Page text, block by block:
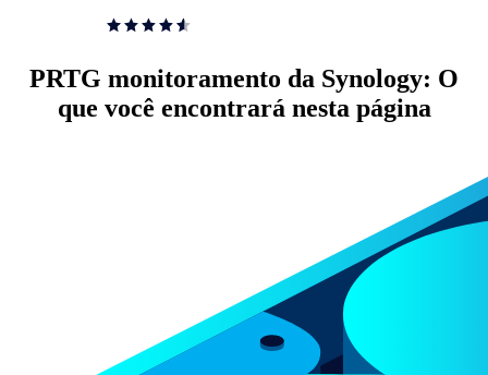
PRTG monitoramento da Synology: O
que você encontrará nesta página